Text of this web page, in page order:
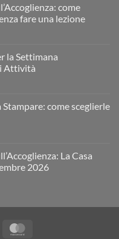
come
fare una lezione
la Settimana
Attività
come sceglierle
La Casa
2026
Visa